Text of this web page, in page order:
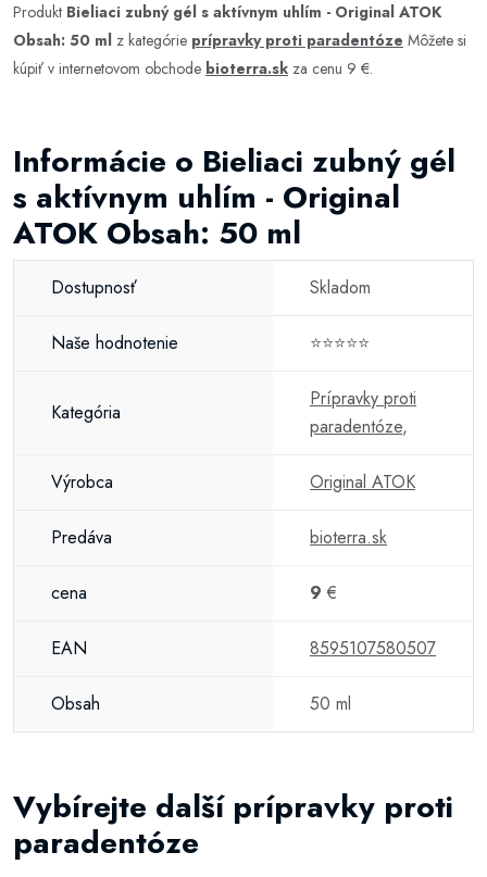
Produkt Bieliaci zubný gél s aktívnym uhlím - Original ATOK
Obsah: 50 ml z kategórie prípravky proti paradentóze Môžete si
kúpiť v internetovom obchode bioterra.sk za cenu 9 €.
Informácie o Bieliaci zubný gél
s aktívnym uhlím - Original
ATOK Obsah: 50 ml
Dostupnosť Skladom
Naše hodnotenie ⭐⭐⭐⭐⭐
Kategória
Prípravky proti
paradentóze,
Výrobca Original ATOK
Predáva bioterra.sk
cena 9 €
EAN 8595107580507
Obsah 50 ml
Vybírejte další prípravky proti
paradentóze